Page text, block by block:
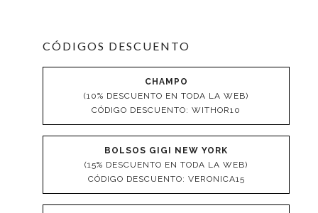
CÓDIGOS DESCUENTO
CHAMPO
(10% DESCUENTO EN TODA LA WEB)
CÓDIGO DESCUENTO: WITHOR10
BOLSOS GIGI NEW YORK
(15% DESCUENTO EN TODA LA WEB)
CÓDIGO DESCUENTO: VERONICA15